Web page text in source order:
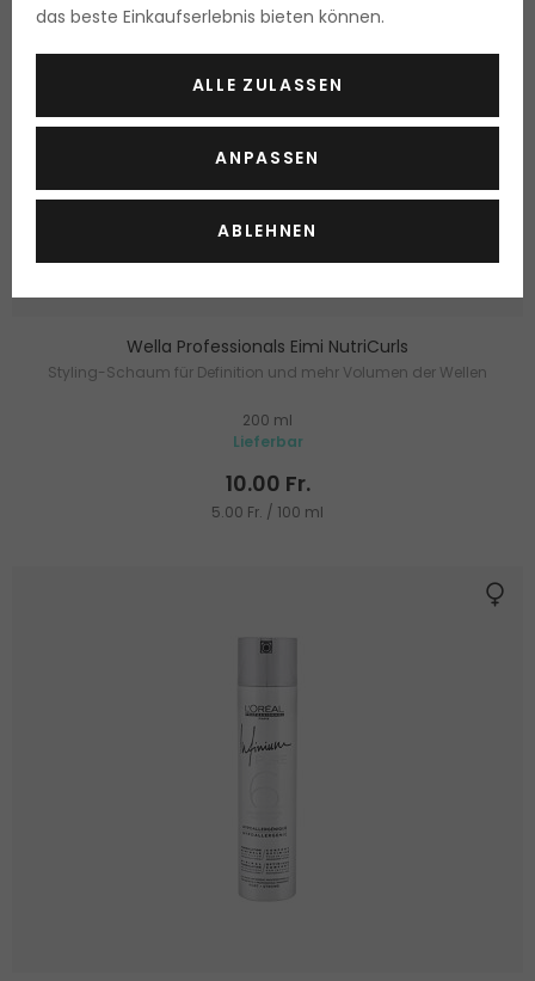
Wella Professionals Eimi NutriCurls
Styling-Schaum für Definition und mehr Volumen der Wellen
200 ml
Lieferbar
10.00 Fr.
5.00 Fr. / 100 ml
das beste Einkaufserlebnis bieten können.
ALLE ZULASSEN
ANPASSEN
ABLEHNEN